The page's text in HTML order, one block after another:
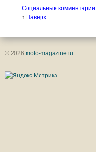
Социальные комментарии
↑ Наверх
© 2026 moto-magazine.ru